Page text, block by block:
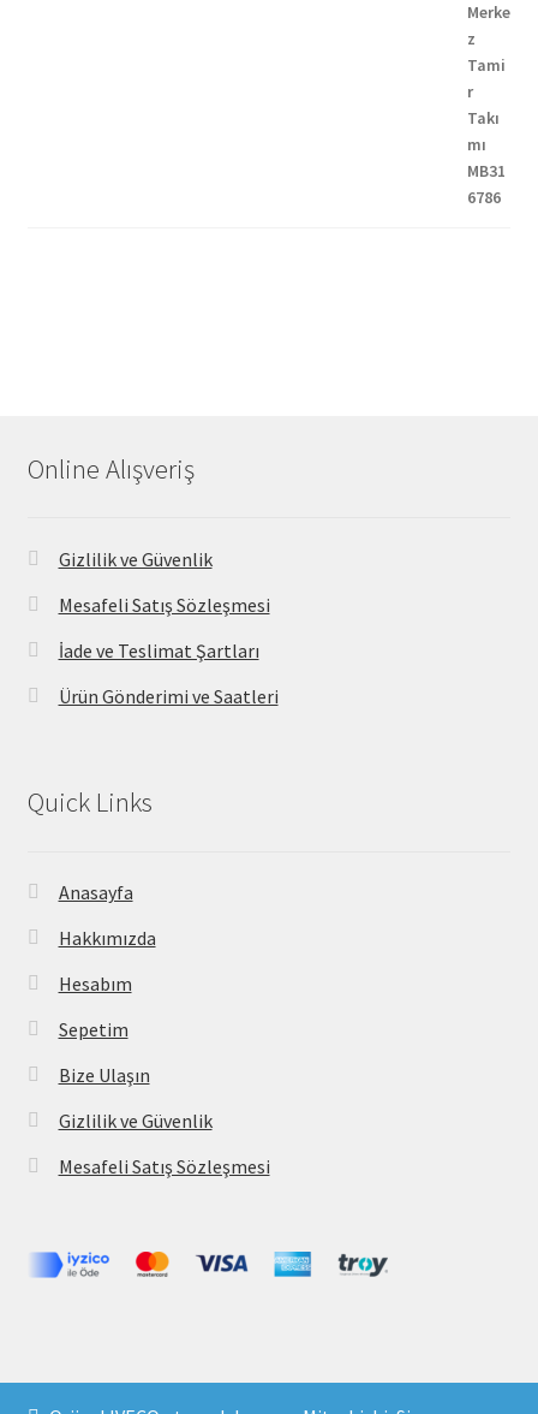
Online Alışveriş
Gizlilik ve Güvenlik
Mesafeli Satış Sözleşmesi
İade ve Teslimat Şartları
Ürün Gönderimi ve Saatleri
Quick Links
Anasayfa
Hakkımızda
Hesabım
Sepetim
Bize Ulaşın
Gizlilik ve Güvenlik
Mesafeli Satış Sözleşmesi